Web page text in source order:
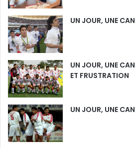
UN JOUR, UNE
UN JOUR, UNE
ET FRUSTRATION
UN JOUR, UNE